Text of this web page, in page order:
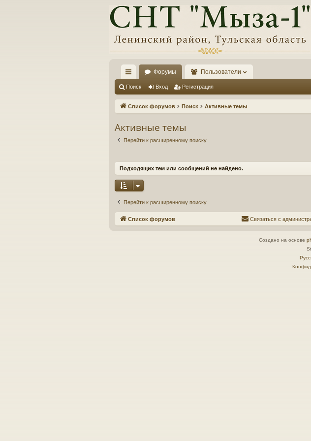
с
ы
и
Форумы Пользователи
Поиск Вход Регистрация
Список форумов Поиск Активные темы
Активные темы
Перейти к расширенному поиску
Подходящих тем или сообщений не найдено.
Перейти к расширенному поиску
Список форумов Связаться с
Создано на основе